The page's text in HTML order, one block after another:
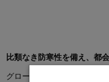
比類なき防寒性を備え、都
グローバルで人気を誇るメ